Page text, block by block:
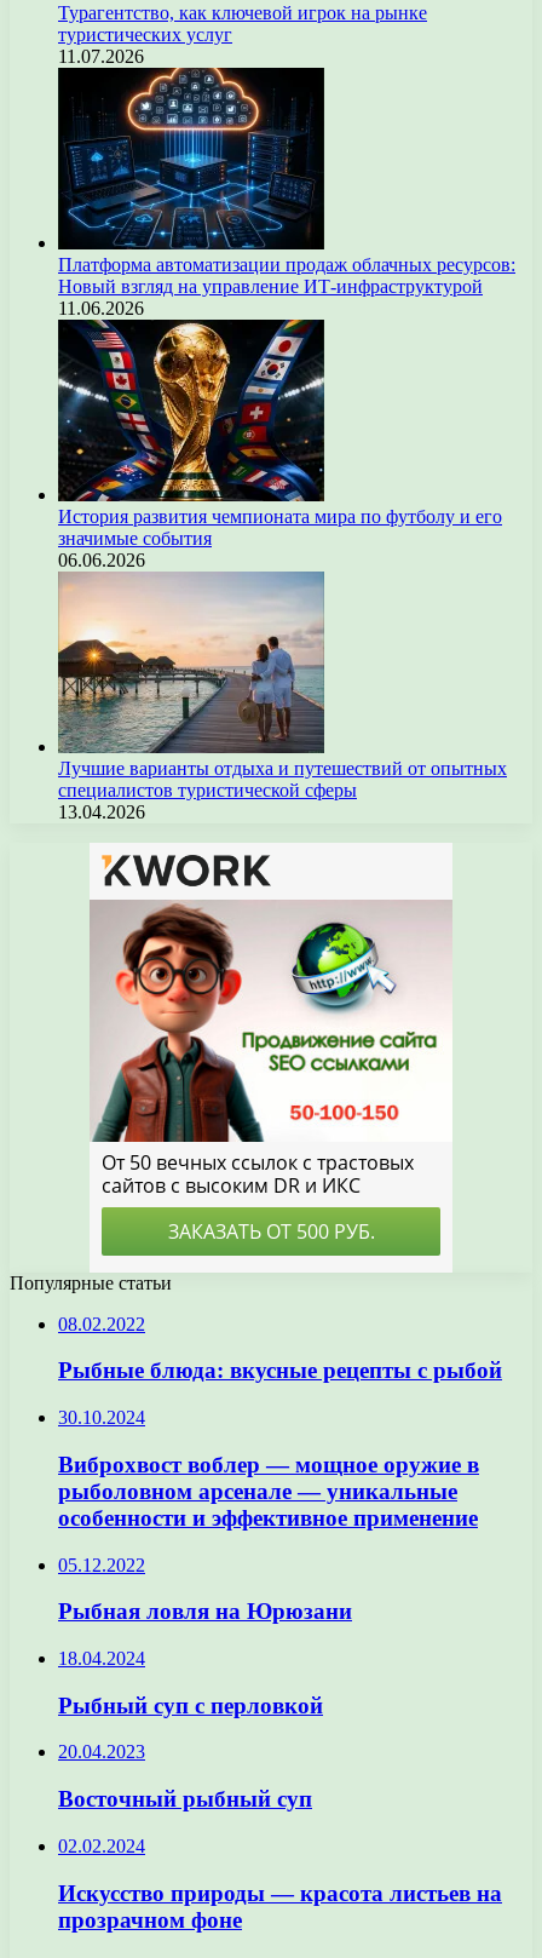
Турагентство, как ключевой игрок на рынке
туристических услуг
11.07.2026
Платформа автоматизации продаж облачных ресурсов:
Новый взгляд на управление ИТ-инфраструктурой
11.06.2026
История развития чемпионата мира по футболу и его
значимые события
06.06.2026
Лучшие варианты отдыха и путешествий от опытных
специалистов туристической сферы
13.04.2026
Популярные статьи
08.02.2022
Рыбные блюда: вкусные рецепты с рыбой
30.10.2024
Виброхвост воблер — мощное оружие в
рыболовном арсенале — уникальные
особенности и эффективное применение
05.12.2022
Рыбная ловля на Юрюзани
18.04.2024
Рыбный суп с перловкой
20.04.2023
Восточный рыбный суп
02.02.2024
Искусство природы — красота листьев на
прозрачном фоне